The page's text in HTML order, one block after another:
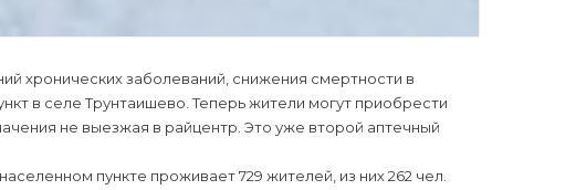
хронических заболеваний, снижения смертности в
в селе Трунтаишево. Теперь жители могут приобрести
не выезжая в райцентр. Это уже второй аптечный
пункте проживает 729 жителей, из них 262 чел.